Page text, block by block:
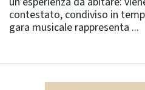
contestato, condiviso in
gara musicale rappresenta ...